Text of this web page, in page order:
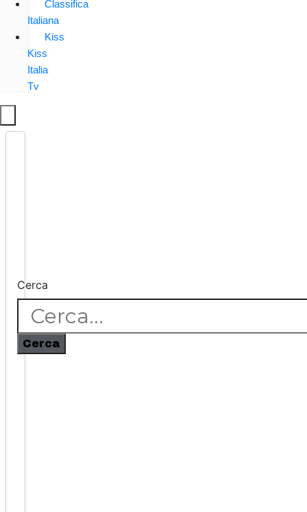
Classifica
Italiana
Kiss
Kiss
Italia
Tv
Cerca
Cerca